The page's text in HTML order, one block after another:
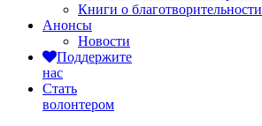
Книги о благотворительности
Анонсы
Новости
Поддержите
нас
Стать
волонтером